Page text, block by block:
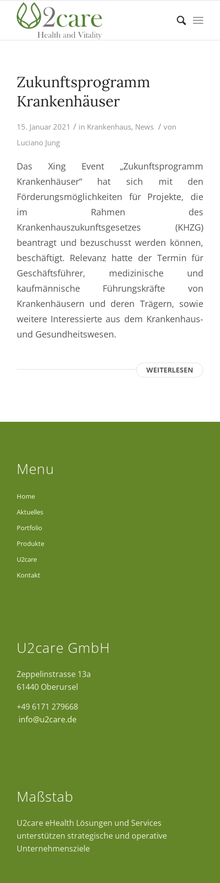
Zukunftsprogramm
Krankenhäuser
15. Januar 2021 / in Krankenhaus, News / von
Luciano Jung
Das Xing Event „Zukunftsprogramm
Krankenhäuser“ hat sich mit den
Förderungsmöglichkeiten für Projekte, die
im Rahmen des
Krankenhauszukunftsgesetzes (KHZG)
beantragt und bezuschusst werden können,
beschäftigt. Relevanz hatte der Termin für
Geschäftsführer, medizinische und
kaufmännische Führungskräfte von
Krankenhäusern und deren Trägern, sowie
weitere Interessierte aus dem Krankenhaus-
und Gesundheitswesen.
WEITERLESEN
Menu
Home
Aktuelles
Portfolio
Produkte
U2care
Kontakt
U2care GmbH
Zeppelinstrasse 13a
61440 Oberursel
+49 6171 279668
info@u2care.de
Maßstab
U2care eHealth Lösungen und Services
unterstützen strategische und operative
Unternehmensziele